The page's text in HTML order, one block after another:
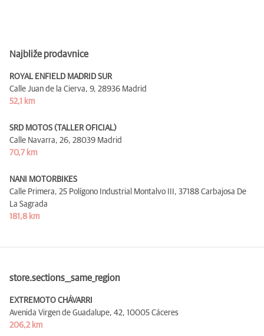
Najbliže prodavnice
ROYAL ENFIELD MADRID SUR
Calle Juan de la Cierva, 9, 28936 Madrid
52,1 km
SRD MOTOS (TALLER OFICIAL)
Calle Navarra, 26, 28039 Madrid
70,7 km
NANI MOTORBIKES
Calle Primera, 25 Polígono Industrial Montalvo III, 37188 Carbajosa De
La Sagrada
181,8 km
store.sections__same_region
EXTREMOTO CHÁVARRI
Avenida Virgen de Guadalupe, 42, 10005 Cáceres
206,2 km